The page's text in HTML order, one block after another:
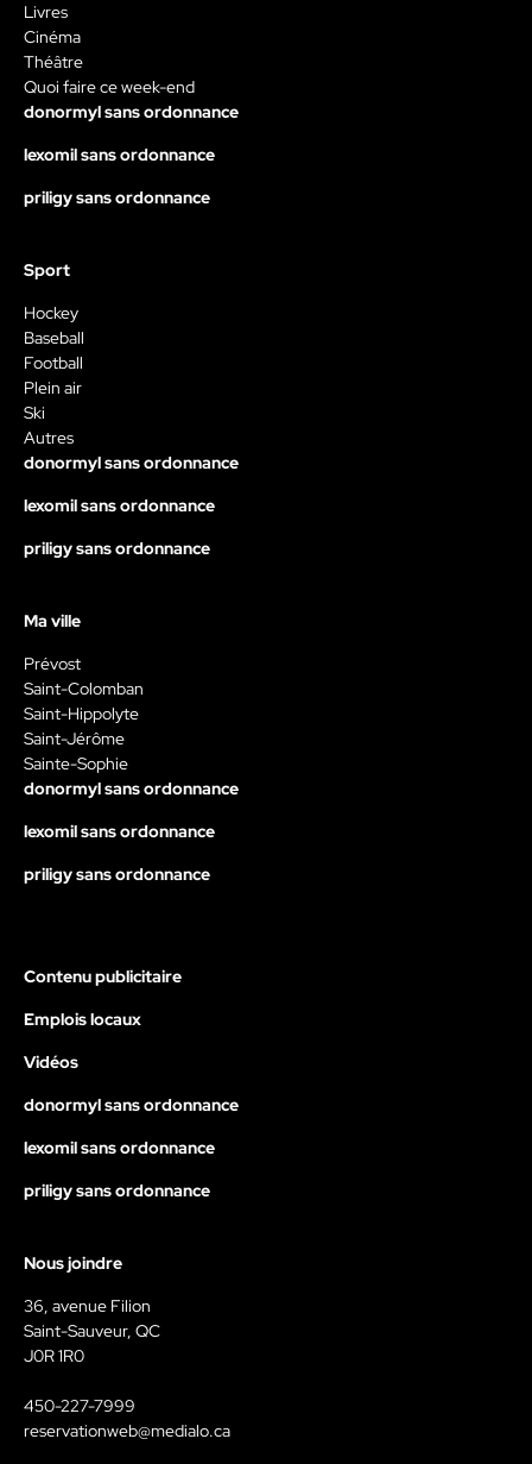
Livres
Cinéma
Théâtre
Quoi faire ce week-end
donormyl sans ordonnance
lexomil sans ordonnance
priligy sans ordonnance
Sport
Hockey
Baseball
Football
Plein air
Ski
Autres
donormyl sans ordonnance
lexomil sans ordonnance
priligy sans ordonnance
Ma ville
Prévost
Saint-Colomban
Saint-Hippolyte
Saint-Jérôme
Sainte-Sophie
donormyl sans ordonnance
lexomil sans ordonnance
priligy sans ordonnance
Contenu publicitaire
Emplois locaux
Vidéos
donormyl sans ordonnance
lexomil sans ordonnance
priligy sans ordonnance
Nous joindre
36, avenue Filion
Saint-Sauveur, QC
J0R 1R0
450-227-7999
reservationweb@medialo.ca